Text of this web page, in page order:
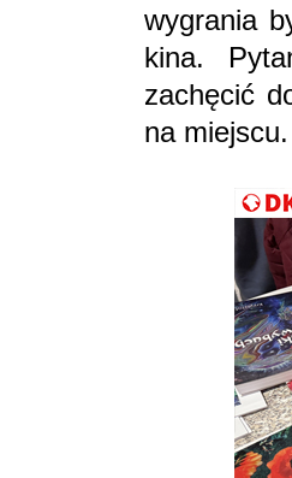
wygrania
kina.
zachęcić
na miejscu.